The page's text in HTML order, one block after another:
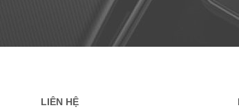
LIÊN HỆ